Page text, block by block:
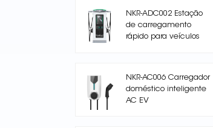
NKR-ADC002 Estação
de carregamento
rápido para veículos
NKR-AC006 Carregador
doméstico inteligente
AC EV